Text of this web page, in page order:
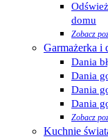
domu
Zobacz
Garmażerka i
Dania
Dania
Dania
Dania
Zobacz
Kuchnie